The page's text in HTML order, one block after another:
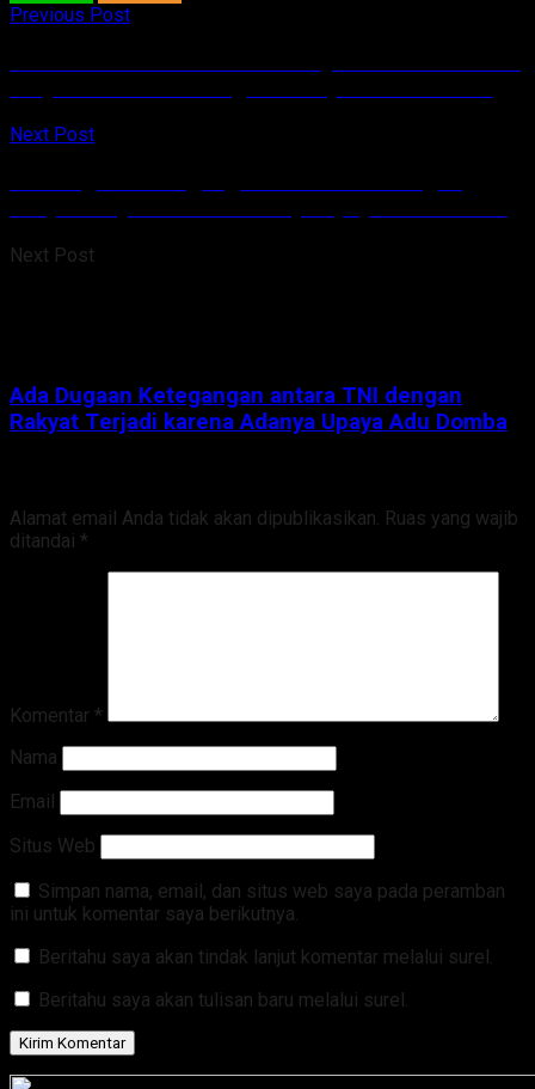
Previous Post
Next Post
Next Post
Ada Dugaan Ketegangan antara TNI dengan
Rakyat Terjadi karena Adanya Upaya Adu Domba
Alamat email Anda tidak akan dipublikasikan. Ruas yang wajib
ditandai *
Komentar *
Nama
Email
Situs Web
Simpan nama, email, dan situs web saya pada peramban
ini untuk komentar saya berikutnya.
Beritahu saya akan tindak lanjut komentar melalui surel.
Beritahu saya akan tulisan baru melalui surel.